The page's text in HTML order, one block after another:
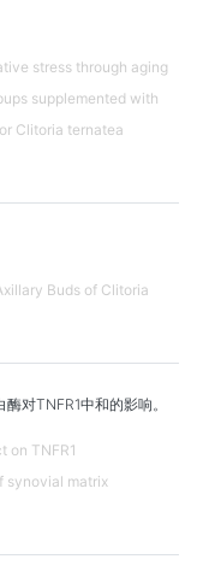
stress through aging
supplemented with
Clitoria ternatea
Buds of Clitoria
对TNFR1中和的影响。
on TNFR1
synovial matrix